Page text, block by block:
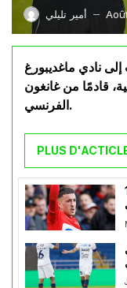
أمير تليلي —
نادي ماغديبورغ
قادمًا من غانغون
الفرنسي.
PLUS
مع